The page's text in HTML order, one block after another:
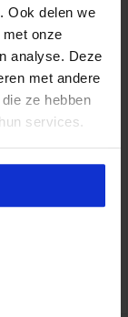
Ook delen we
onze
analyse. Deze
met andere
ze hebben
services.